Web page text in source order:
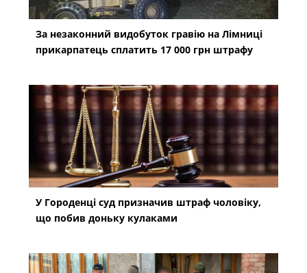
За незаконний видобуток гравію на Лімниці
прикарпатець сплатить 17 000 грн штрафу
У Городенці суд призначив штраф чоловіку,
що побив доньку кулаками